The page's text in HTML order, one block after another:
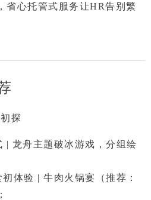
省心托管式服务让HR告别繁
探
| 龙舟主题破冰游戏 ，分组绘
初体验 | 牛肉火锅宴 （推荐：